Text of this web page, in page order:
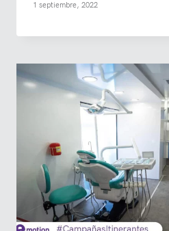
1 septiembre, 2022